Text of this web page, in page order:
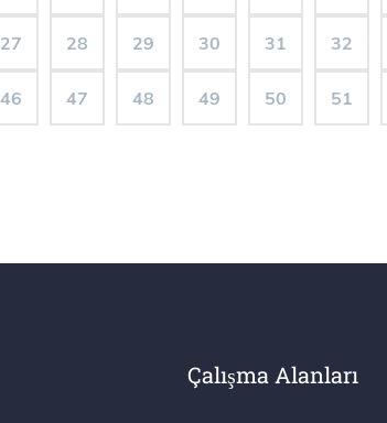
27 28 29 30 31 32
46 47 48 49 50 51
Çalışma Alanları